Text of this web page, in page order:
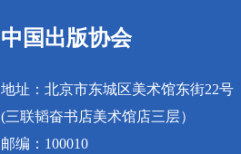
中国出版协会
地址：北京市东城区美术馆东街22号
(三联韬奋书店美术馆店三层）
邮编：100010